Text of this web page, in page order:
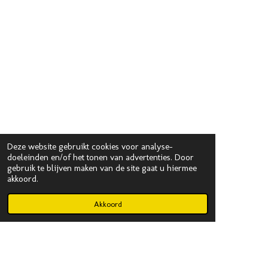
Deze website gebruikt cookies voor analyse-
doeleinden en/of het tonen van advertenties. Door
gebruik te blijven maken van de site gaat u hiermee
akkoord.
Akkoord